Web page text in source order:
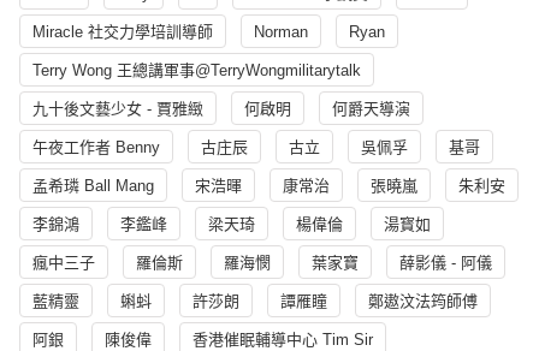
Miracle 社交力學培訓導師 Norman Ryan
Terry Wong 王總講軍事@TerryWongmilitarytalk
九十後文藝少女 - 賈雅緻 何啟明 何爵天導演
午夜工作者 Benny 古庄辰 古立 吳佩孚 基哥
孟希璘 Ball Mang 宋浩暉 康常治 張曉嵐 朱利安
李錦鴻 李鑑峰 梁天琦 楊偉倫 湯寳如
瘋中三子 羅倫斯 羅海憫 葉家寶 薛影儀 - 阿儀
藍精靈 蝌蚪 許莎朗 譚雁瞳 鄭遨汶法筠師傅
阿銀 陳俊偉 香港催眠輔導中心 Tim Sir